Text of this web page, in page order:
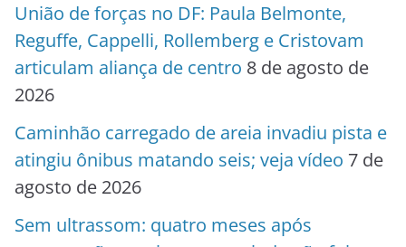
União de forças no DF: Paula Belmonte,
Reguffe, Cappelli, Rollemberg e Cristovam
articulam aliança de centro 8 de agosto de
2026
Caminhão carregado de areia invadiu pista e
atingiu ônibus matando seis; veja vídeo 7 de
agosto de 2026
Sem ultrassom: quatro meses após